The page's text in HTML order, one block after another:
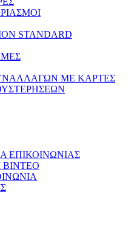
STANDARD
ΜΕ ΚΑΡΤΕΣ
ΕΠΙΚΟΙΝΩΝΙΑΣ